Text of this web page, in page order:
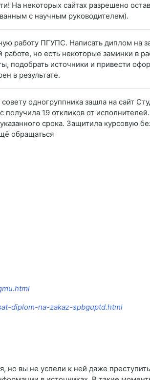
На некоторых сайтах разрешено
с научным руководителем).
работу ПГУПС. Написать диплом на
но есть некоторые заминки в
источники и привести
в результате.
одногруппника зашла на сайт
19 откликов от
срока. Защитила курсовую
обращаться
diplom-na-zakaz-spbguptd.html
но вы не успели к ней даже